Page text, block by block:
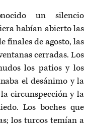
un silencio
habían abierto las
finales de agosto, las
cerradas. Los
los patios y los
el desánimo y la
circunspección y la
Los boches que
los turcos temían a